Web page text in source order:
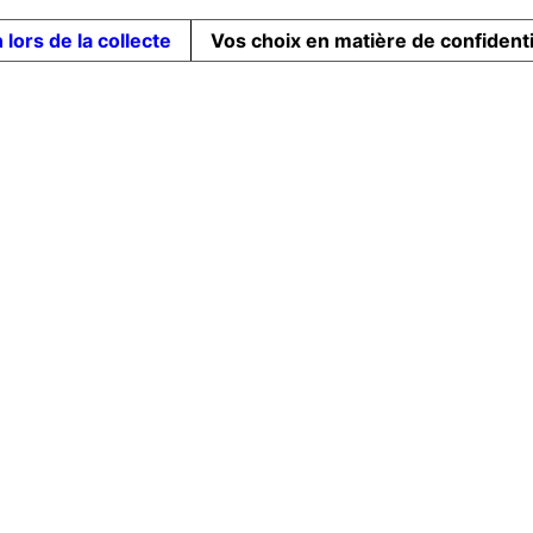
lors de la collecte Vos choix en matière de